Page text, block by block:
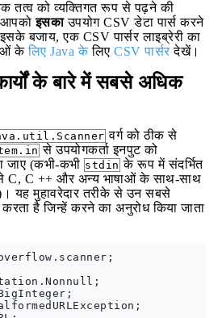
तत्व को व्यक्तिगत रूप से पढ़ने की
आपकोइसकाउपयोग CSV डेटा पार्स करने
बजाय, एक CSV पार्सर लाइब्रेरी का
केलिए Java के लिए CSV पार्सर देखें।
के बारे में सबसे अधिक
वर्ग को ठीक से
से उपयोगकर्ता इनपुट को
जाए (कभी-कभी stdin के रूप में संदर्भित
C, C ++ और अन्य भाषाओं के साथ-साथ
यह मुहावरेदार तरीके से उन सबसे
करता है जिन्हें करने का अनुरोध किया जाता